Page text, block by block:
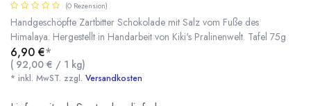
(0 Rezension)
Handgeschöpfte Zartbitter Schokolade mit Salz vom Fuße des
Himalaya. Hergestellt in Handarbeit von Kiki's Pralinenwelt. Tafel 75g
6,90 €*
( 92,00 € / 1 kg)
* inkl. MwST. zzgl. Versandkosten